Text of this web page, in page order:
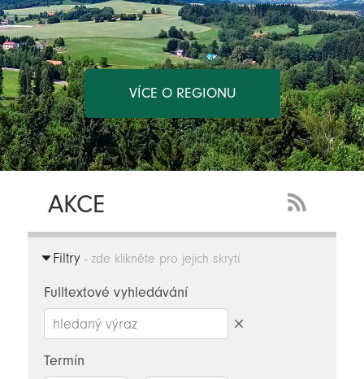
VÍCE O REGIONU
AKCE
Feed
Filtry- zde klikněte pro jejich skrytí
Fulltextové vyhledávání
Termín